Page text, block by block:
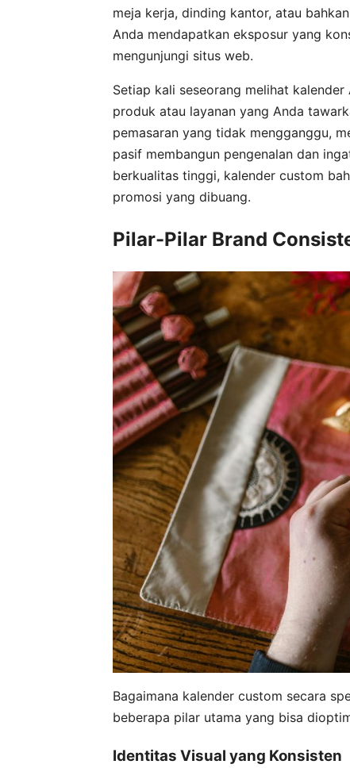
meja kerja, dinding kantor, atau
Anda mendapatkan eksposur yang
mengunjungi situs web.
Setiap kali seseorang melihat
produk atau layanan yang Anda
pemasaran yang tidak mengganggu,
pasif membangun pengenalan dan
berkualitas tinggi, kalender custom
promosi yang dibuang.
Pilar-Pilar Brand
Bagaimana kalender custom secara
beberapa pilar utama yang bisa
Identitas Visual yang Konsisten